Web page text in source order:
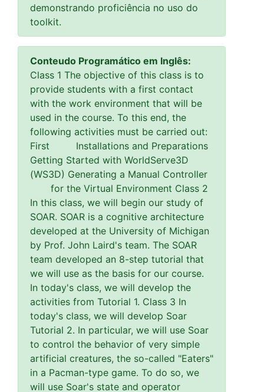
demonstrando proficiência no uso do
toolkit.
Conteudo Programático em Inglês:
Class 1 The objective of this class is to
provide students with a first contact
with the work environment that will be
used in the course. To this end, the
following activities must be carried out:
First Installations and Preparations
Getting Started with WorldServe3D
(WS3D) Generating a Manual Controller
for the Virtual Environment Class 2
In this class, we will begin our study of
SOAR. SOAR is a cognitive architecture
developed at the University of Michigan
by Prof. John Laird's team. The SOAR
team developed an 8-step tutorial that
we will use as the basis for our course.
In today's class, we will develop the
activities from Tutorial 1. Class 3 In
today's class, we will develop Soar
Tutorial 2. In particular, we will use Soar
to control the behavior of very simple
artificial creatures, the so-called "Eaters"
in a Pacman-type game. To do so, we
will use Soar's state and operator